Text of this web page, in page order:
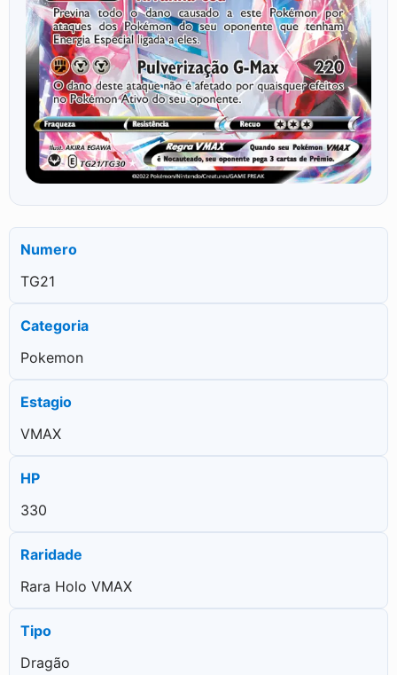
Numero
TG21
Categoria
Pokemon
Estagio
VMAX
HP
330
Raridade
Rara Holo VMAX
Tipo
Dragão